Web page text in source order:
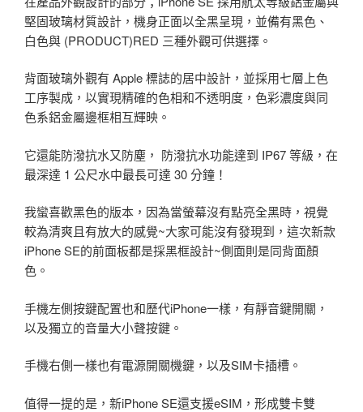
堅固玻璃材質設計，機身正面以全黑呈現，並備有黑色、
白色與 (PRODUCT)RED 三種外觀可供選擇。
背面玻璃外觀有 Apple 標誌的居中設計，並採用七層上色
工序製成，以實現精確的色相和不透明度，色彩濃度與同
色系鋁金屬邊框相互輝映。
它還能防潑抗水又防塵， 防潑抗水功能達到 IP67 等級，在
最深達 1 公尺水中最長可達 30 分鐘！
我蠻喜歡黑色的版本，因為當螢幕沒有點亮全黑時，視覺
較為清爽且有放大的感覺~大家可能沒有發現到，這次新款
iPhone SE的前面板都是採黑框設計~側面則是同背面顏
色。
手機左側按鍵配置也和歷代iPhone一樣，有靜音鍵開關，
以及獨立的音量大小聲按鍵。
手機右側一樣也有電源開關機鍵，以及SIM卡插槽。
值得一提的是，新iPhone SE還支援eSIM，形成雙卡雙